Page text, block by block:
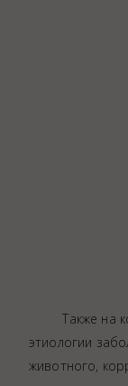
Также на
этиологии
животного,